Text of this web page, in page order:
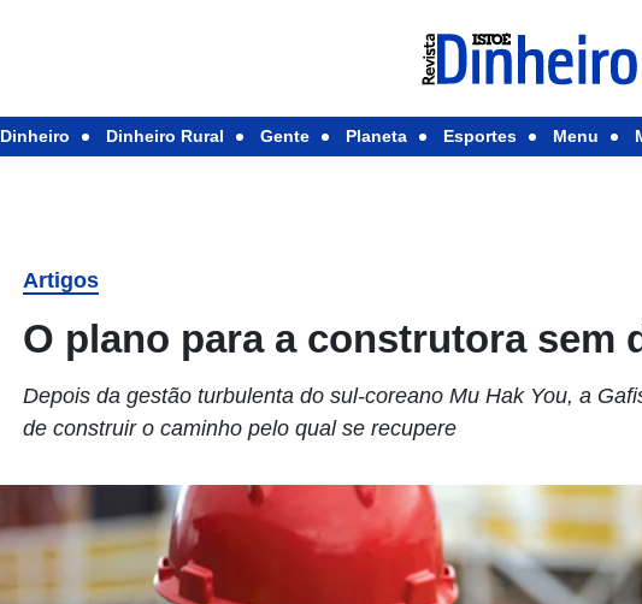
Dinheiro Dinheiro Rural Gente Planeta Esportes Menu
Artigos
O plano para a construtora sem
Depois da gestão turbulenta do sul-coreano Mu Hak You, a
de construir o caminho pelo qual se recupere